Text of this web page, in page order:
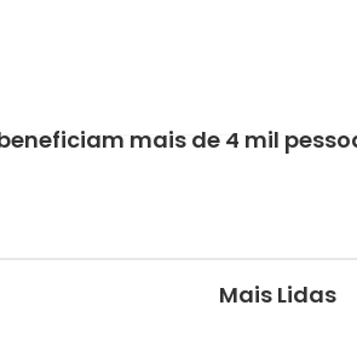
mais de 4 mil
Mais Lidas